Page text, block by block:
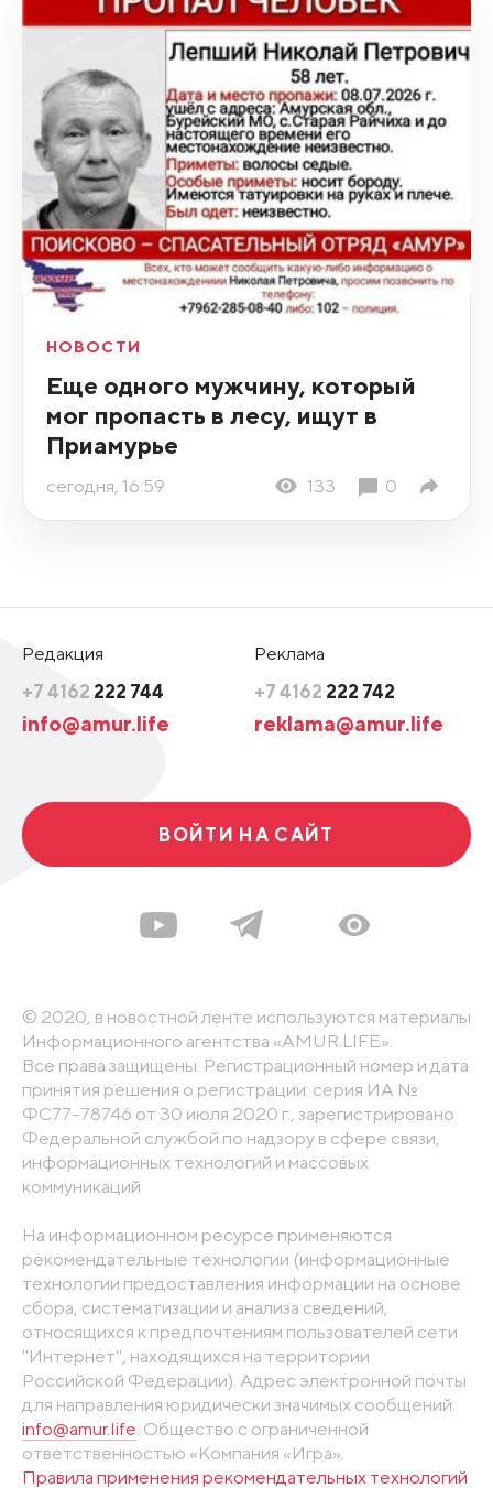
НОВОСТИ
Еще одного мужчину, который
мог пропасть в лесу, ищут в
Приамурье
сегодня, 16:59 133 0
Редакция
+7 4162 222 744
info@amur.life
Реклама
+7 4162 222 742
reklama@amur.life
ВОЙТИ НА САЙТ
© 2020, в новостной ленте используются материалы
Информационного агентства «AMUR.LIFE».
Все права защищены. Регистрационный номер и дата
принятия решения о регистрации: серия ИА №
ФС77-78746 от 30 июля 2020 г., зарегистрировано
Федеральной службой по надзору в сфере связи,
информационных технологий и массовых
коммуникаций
На информационном ресурсе применяются
рекомендательные технологии (информационные
технологии предоставления информации на основе
сбора, систематизации и анализа сведений,
относящихся к предпочтениям пользователей сети
"Интернет", находящихся на территории
Российской Федерации). Адрес электронной почты
для направления юридически значимых сообщений:
info@amur.life . Общество с ограниченной
ответственностью «Компания «Игра».
Правила применения рекомендательных технологий